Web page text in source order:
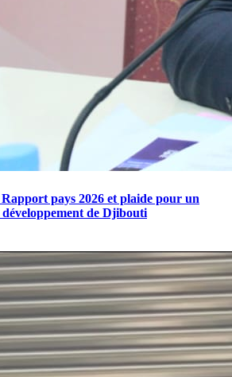
pays 2026 et plaide pour un
de Djibouti